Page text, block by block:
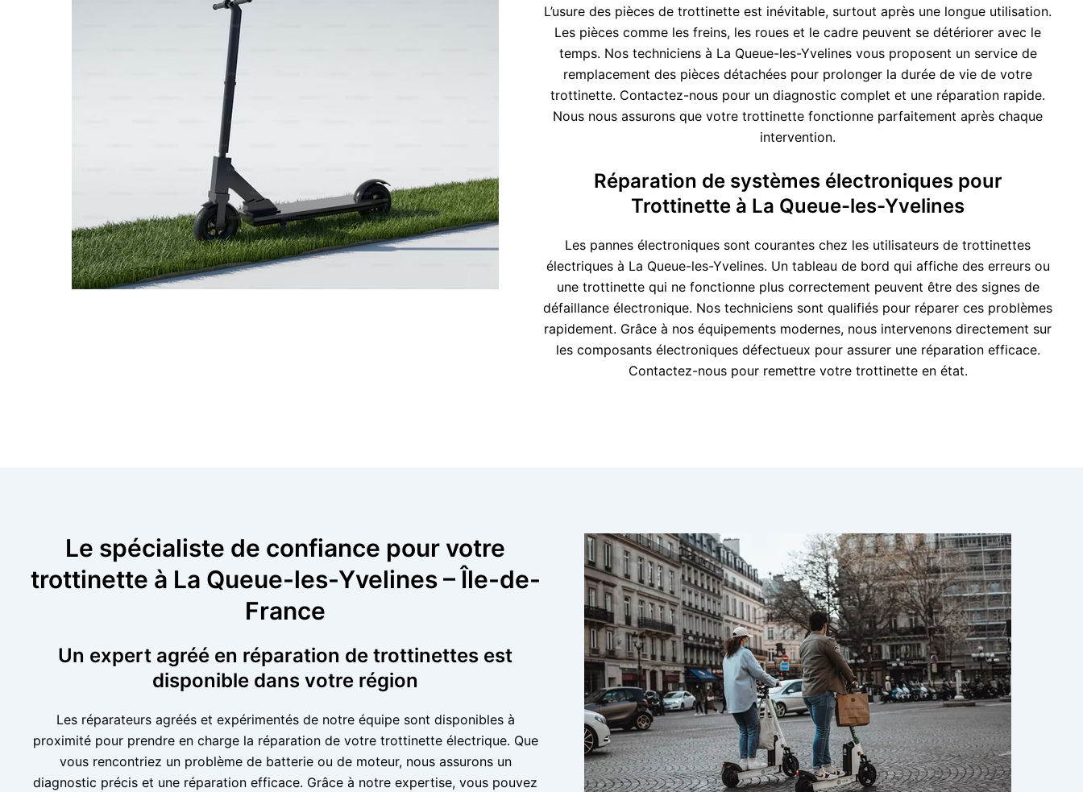
L’usure des pièces de trottinette est inévitable, surtout après une longue utilisation.
Les pièces comme les freins, les roues et le cadre peuvent se détériorer avec le
temps. Nos techniciens à La Queue-les-Yvelines vous proposent un service de
remplacement des pièces détachées pour prolonger la durée de vie de votre
trottinette. Contactez-nous pour un diagnostic complet et une réparation rapide.
Nous nous assurons que votre trottinette fonctionne parfaitement après chaque
intervention.
Réparation de systèmes électroniques pour
Trottinette à La Queue-les-Yvelines
Les pannes électroniques sont courantes chez les utilisateurs de trottinettes
électriques à La Queue-les-Yvelines. Un tableau de bord qui affiche des erreurs ou
une trottinette qui ne fonctionne plus correctement peuvent être des signes de
défaillance électronique. Nos techniciens sont qualifiés pour réparer ces problèmes
rapidement. Grâce à nos équipements modernes, nous intervenons directement sur
les composants électroniques défectueux pour assurer une réparation efficace.
Contactez-nous pour remettre votre trottinette en état.
Le spécialiste de confiance pour votre
trottinette à La Queue-les-Yvelines – Île-de-
France
Un expert agréé en réparation de trottinettes est
disponible dans votre région
Les réparateurs agréés et expérimentés de notre équipe sont disponibles à
proximité pour prendre en charge la réparation de votre trottinette électrique. Que
vous rencontriez un problème de batterie ou de moteur, nous assurons un
diagnostic précis et une réparation efficace. Grâce à notre expertise, vous pouvez